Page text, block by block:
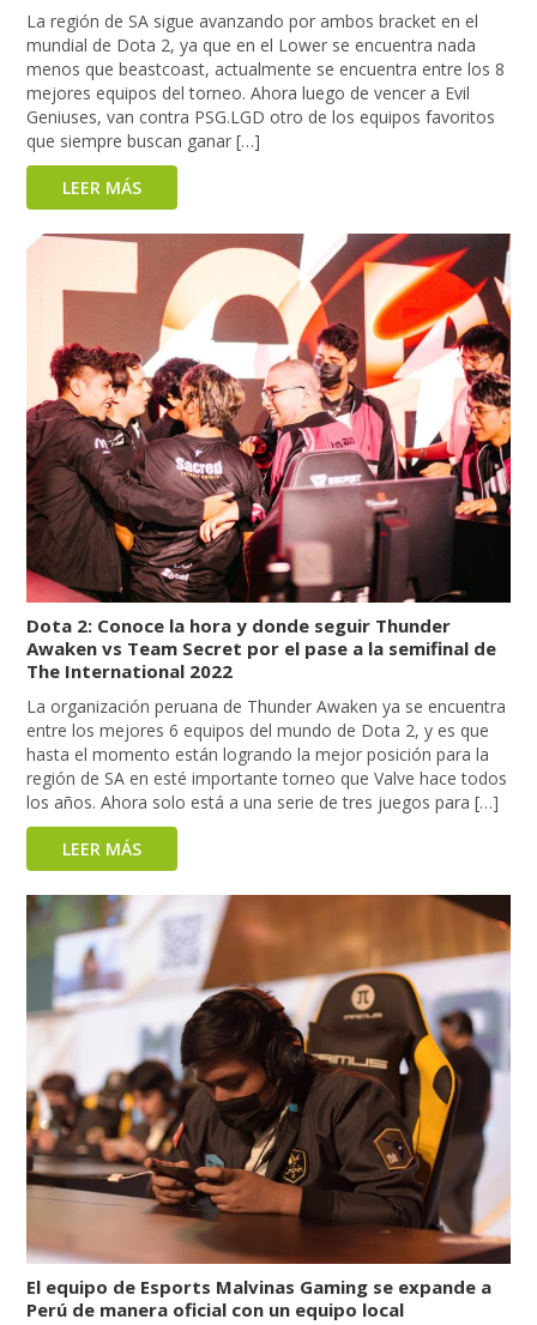
La región de SA sigue avanzando por ambos bracket en el
mundial de Dota 2, ya que en el Lower se encuentra nada
menos que beastcoast, actualmente se encuentra entre los 8
mejores equipos del torneo. Ahora luego de vencer a Evil
Geniuses, van contra PSG.LGD otro de los equipos favoritos
que siempre buscan ganar […]
LEER MÁS
Dota 2: Conoce la hora y donde seguir Thunder
Awaken vs Team Secret por el pase a la semifinal de
The International 2022
La organización peruana de Thunder Awaken ya se encuentra
entre los mejores 6 equipos del mundo de Dota 2, y es que
hasta el momento están logrando la mejor posición para la
región de SA en esté importante torneo que Valve hace todos
los años. Ahora solo está a una serie de tres juegos para […]
LEER MÁS
El equipo de Esports Malvinas Gaming se expande a
Perú de manera oficial con un equipo local